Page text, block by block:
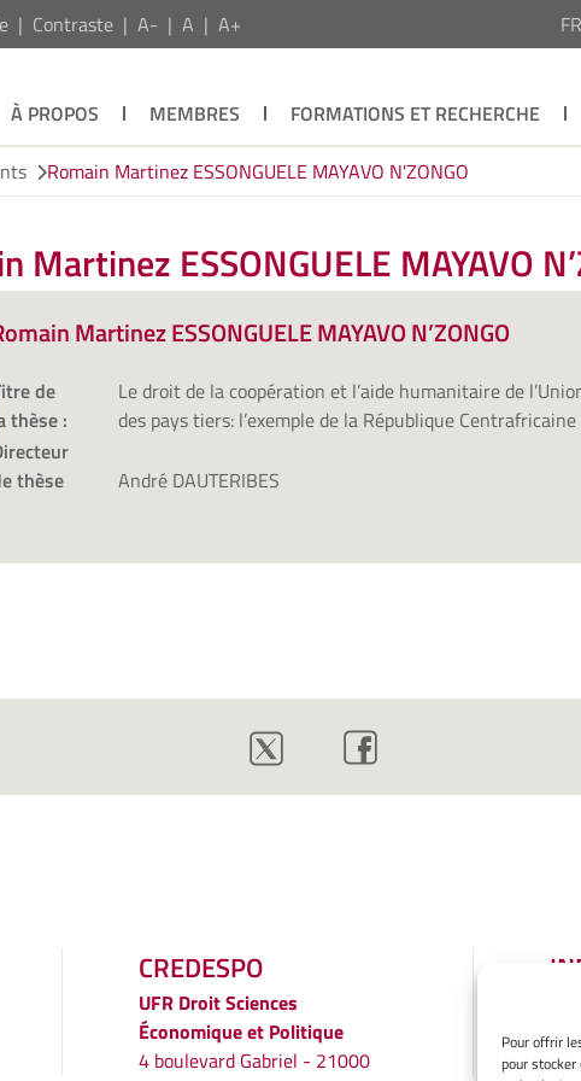
Pour offrir
pour
Contraste A- A A+ FR
À PROPOS MEMBRES FORMATIONS ET RECHERCHE
Romain Martinez ESSONGUELE MAYAVO N'ZONGO
Martinez ESSONGUELE MAYAVO
Martinez ESSONGUELE MAYAVO N’ZONGO
de
thèse :
Le droit de la coopération et l’aide humanitaire de
des pays tiers: l’exemple de la République Centrafricaine
thèse
André DAUTERIBES
CREDESPO
UFR Droit Sciences
Économique et Politique
4 boulevard Gabriel - 21000